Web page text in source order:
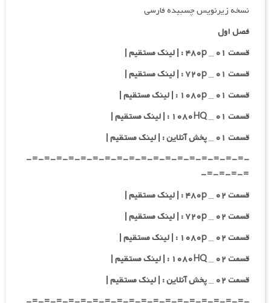
نسخه زیرنویس چسبیده فارسی
فصل اول
قسمت ۰۱ _ ۴۸۰p : | لینک مستقیم |
قسمت ۰۱ _ ۷۲۰p : | لینک مستقیم |
قسمت ۰۱ _ ۱۰۸۰p : | لینک مستقیم |
قسمت ۰۱ _ ۱۰۸۰HQ : | لینک مستقیم |
قسمت ۰۱ _ پخش آنلاین : | لینک مستقیم |
-=-=-=-=-=-=-=-=-=-=-=-=-=-=-=-=-=-=-
=-=-=-=-
قسمت ۰۲ _ ۴۸۰p : | لینک مستقیم |
قسمت ۰۲ _ ۷۲۰p : | لینک مستقیم |
قسمت ۰۲ _ ۱۰۸۰p : | لینک مستقیم |
قسمت ۰۲ _ ۱۰۸۰HQ : | لینک مستقیم |
قسمت ۰۲ _ پخش آنلاین : | لینک مستقیم |